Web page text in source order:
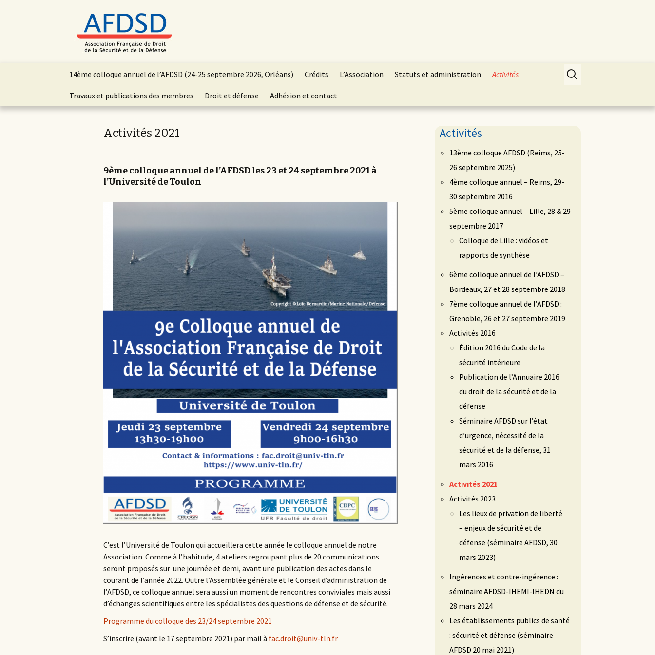
Aller
contenu
principal
14ème colloque annuel de l’AFDSD (24-25 septembre 2026, Orléans) Crédits L’Association Statuts et administration Activités
Travaux et publications des membres Droit et défense Adhésion et contact
Rechercher :
Activités 2021
9ème colloque annuel de l’AFDSD les 23 et 24 septembre 2021 à
l’Université de Toulon
C’est l’Université de Toulon qui accueillera cette année le colloque annuel de notre
Association. Comme à l’habitude, 4 ateliers regroupant plus de 20 communications
seront proposés sur une journée et demi, avant une publication des actes dans le
courant de l’année 2022. Outre l’Assemblée générale et le Conseil d’administration de
l’AFDSD, ce colloque annuel sera aussi un moment de rencontres conviviales mais aussi
d’échanges scientifiques entre les spécialistes des questions de défense et de sécurité.
Programme du colloque des 23/24 septembre 2021
S’inscrire (avant le 17 septembre 2021) par mail à fac.droit@univ-tln.fr
Activités
13ème colloque AFDSD (Reims, 25-
26 septembre 2025)
4ème colloque annuel – Reims, 29-
30 septembre 2016
5ème colloque annuel – Lille, 28 & 29
septembre 2017
Colloque de Lille : vidéos et
rapports de synthèse
6ème colloque annuel de l’AFDSD –
Bordeaux, 27 et 28 septembre 2018
7ème colloque annuel de l’AFDSD :
Grenoble, 26 et 27 septembre 2019
Activités 2016
Édition 2016 du Code de la
sécurité intérieure
Publication de l’Annuaire 2016
du droit de la sécurité et de la
défense
Séminaire AFDSD sur l’état
d’urgence, nécessité de la
sécurité et de la défense, 31
mars 2016
Activités 2021
Activités 2023
Les lieux de privation de liberté
– enjeux de sécurité et de
défense (séminaire AFDSD, 30
mars 2023)
Ingérences et contre-ingérence :
séminaire AFDSD-IHEMI-IHEDN du
28 mars 2024
Les établissements publics de santé
: sécurité et défense (séminaire
AFDSD 20 mai 2021)